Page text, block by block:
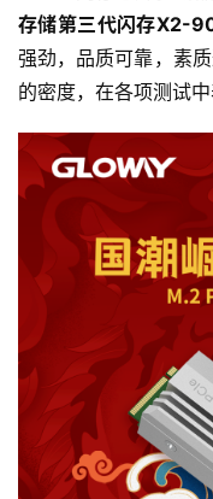
存储第三代闪存X2-
强劲，品质可靠，素
的密度，在各项测试